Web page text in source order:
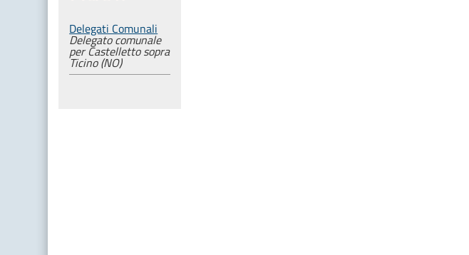
Delegati Comunali
Delegato comunale
per Castelletto sopra
Ticino (NO)